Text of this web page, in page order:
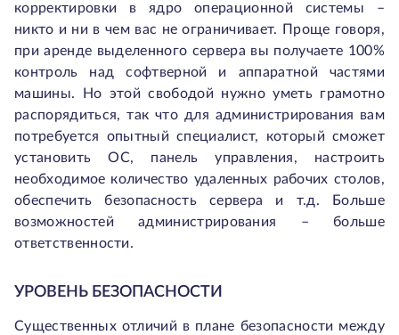
корректировки в ядро операционной системы –
никто и ни в чем вас не ограничивает. Проще говоря,
при аренде выделенного сервера вы получаете 100%
контроль над софтверной и аппаратной частями
машины. Но этой свободой нужно уметь грамотно
распорядиться, так что для администрирования вам
потребуется опытный специалист, который сможет
установить ОС, панель управления, настроить
необходимое количество удаленных рабочих столов,
обеспечить безопасность сервера и т.д. Больше
возможностей администрирования – больше
ответственности.
УРОВЕНЬ БЕЗОПАСНОСТИ
Существенных отличий в плане безопасности между